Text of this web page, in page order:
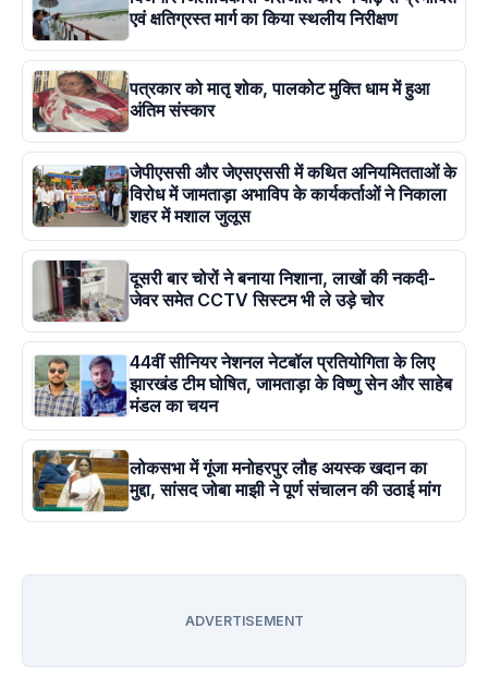
एवं क्षतिग्रस्त मार्ग का किया स्थलीय निरीक्षण
पत्रकार को मातृ शोक, पालकोट मुक्ति धाम में हुआ
अंतिम संस्कार
जेपीएससी और जेएसएससी में कथित अनियमितताओं के
विरोध में जामताड़ा अभाविप के कार्यकर्ताओं ने निकाला
शहर में मशाल जुलूस
दूसरी बार चोरों ने बनाया निशाना, लाखों की नकदी-
जेवर समेत CCTV सिस्टम भी ले उड़े चोर
44वीं सीनियर नेशनल नेटबॉल प्रतियोगिता के लिए
झारखंड टीम घोषित, जामताड़ा के विष्णु सेन और साहेब
मंडल का चयन
लोकसभा में गूंजा मनोहरपुर लौह अयस्क खदान का
मुद्दा, सांसद जोबा माझी ने पूर्ण संचालन की उठाई मांग
ADVERTISEMENT